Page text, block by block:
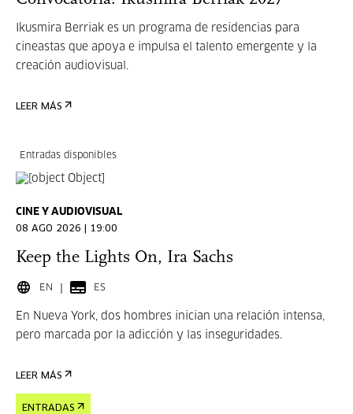
Ikusmira Berriak es un programa de residencias para
cineastas que apoya e impulsa el talento emergente y la
creación audiovisual.
LEER MÁS
Entradas disponibles
CINE Y AUDIOVISUAL
08 AGO 2026 | 19:00
Keep the Lights On, Ira Sachs
EN ES
En Nueva York, dos hombres inician una relación intensa,
pero marcada por la adicción y las inseguridades.
LEER MÁS
ENTRADAS